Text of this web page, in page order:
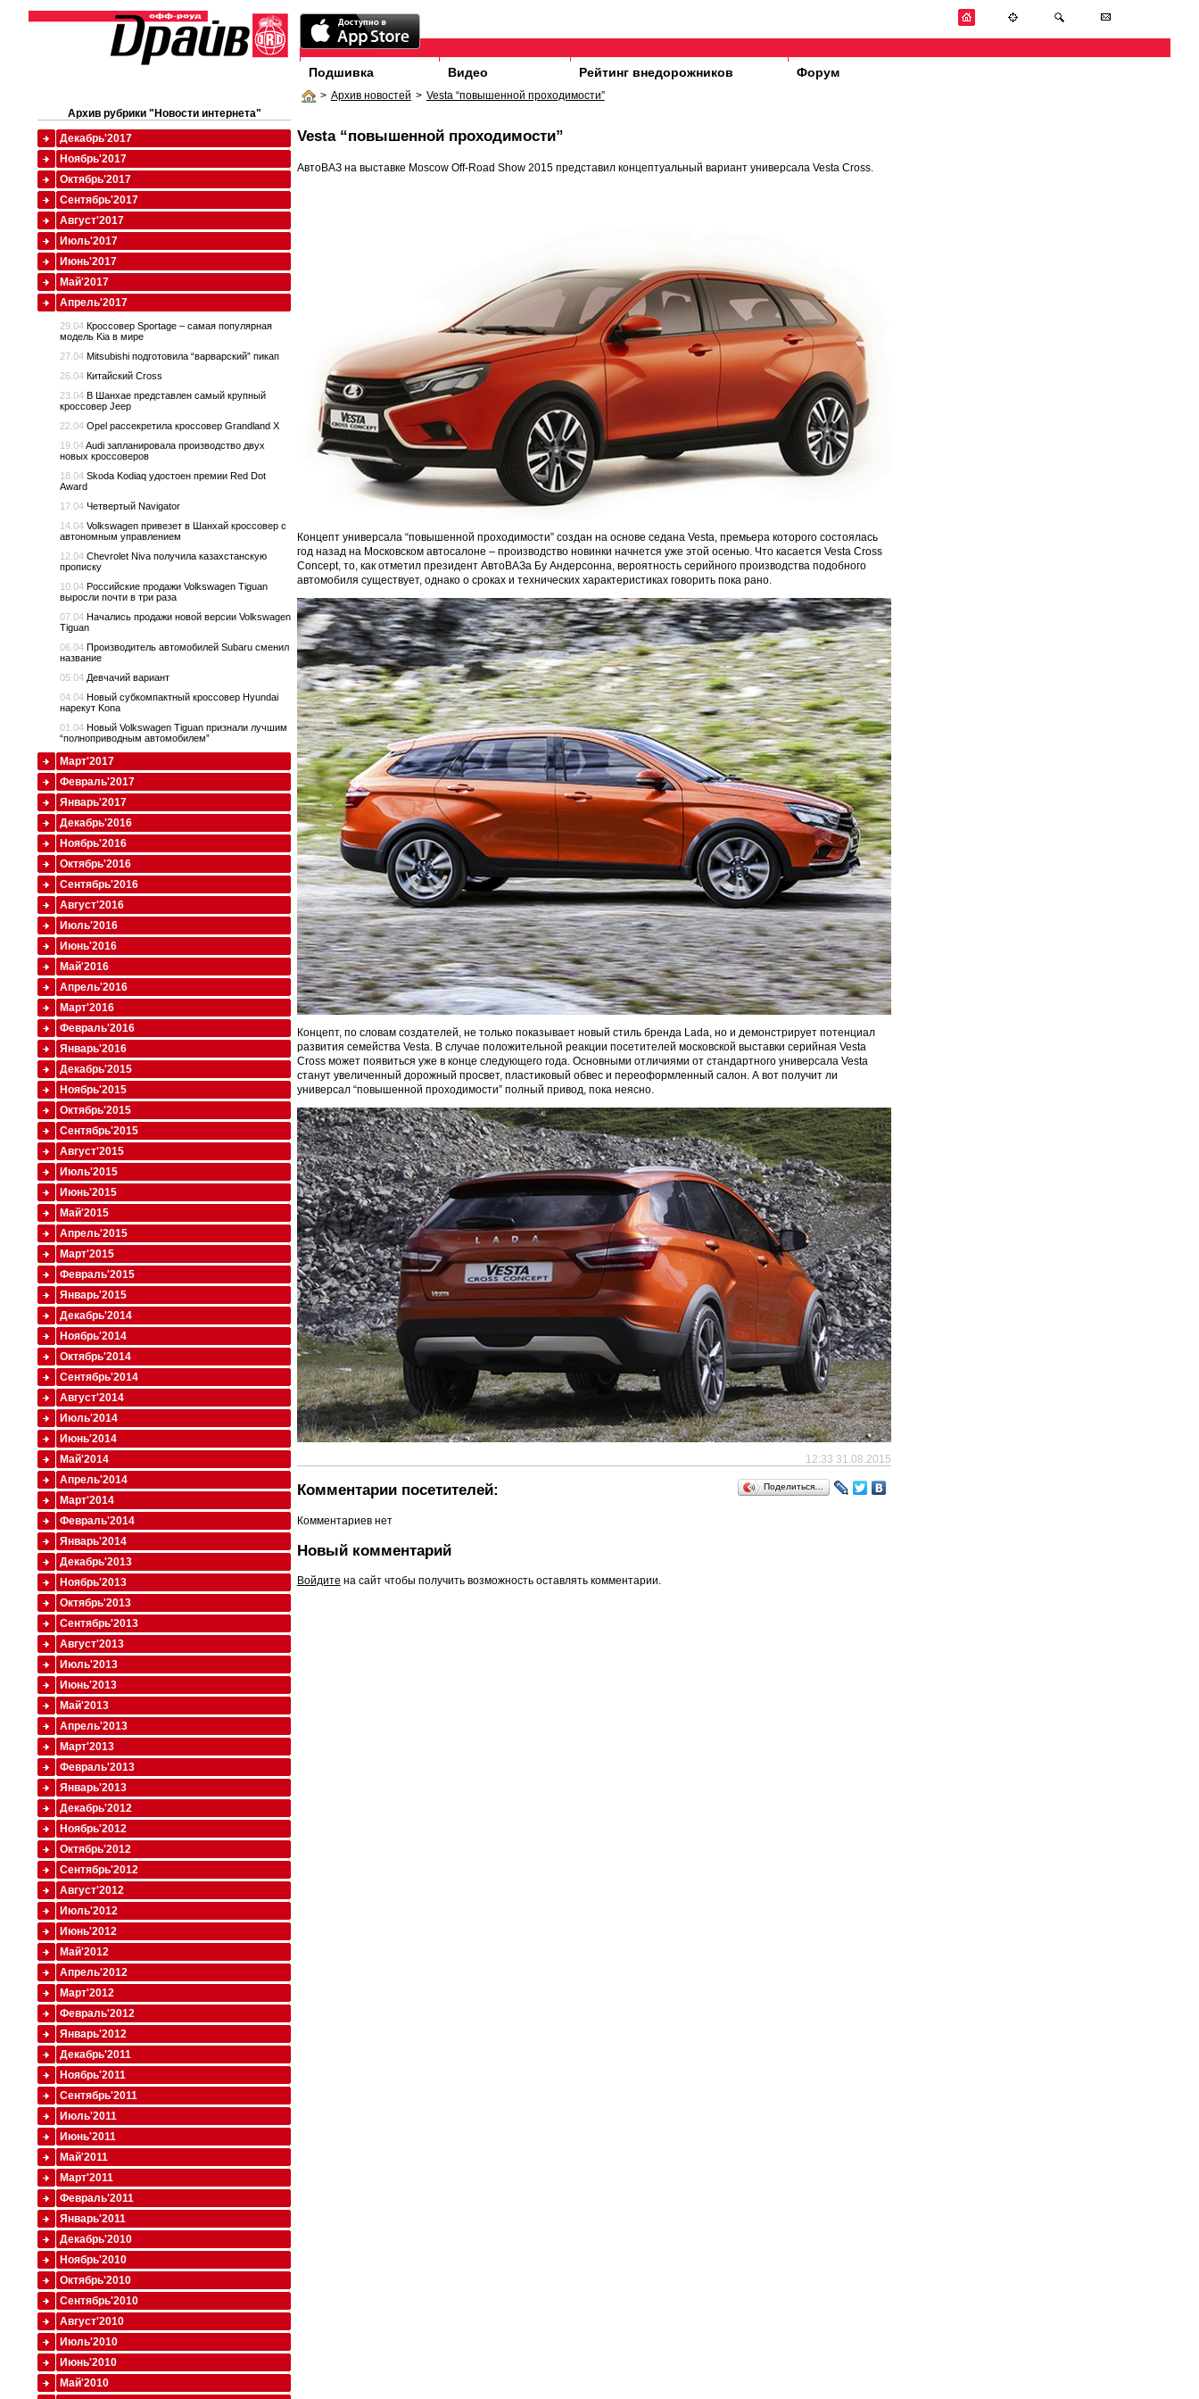
Подшивка Видео Рейтинг внедорожников Форум
> Архив новостей > Vesta “повышенной проходимости”
Vesta “повышенной проходимости”
АвтоВАЗ на выставке Moscow Off-Road Show 2015 представил концептуальный вариант универсала Vesta Cross.
Концепт универсала “повышенной проходимости” создан на основе седана Vesta, премьера которого состоялась
год назад на Московском автосалоне – производство новинки начнется уже этой осенью. Что касается Vesta Cross
Concept, то, как отметил президент АвтоВАЗа Бу Андерсонна, вероятность серийного производства подобного
автомобиля существует, однако о сроках и технических характеристиках говорить пока рано.
Концепт, по словам создателей, не только показывает новый стиль бренда Lada, но и демонстрирует потенциал
развития семейства Vesta. В случае положительной реакции посетителей московской выставки серийная Vesta
Cross может появиться уже в конце следующего года. Основными отличиями от стандартного универсала Vesta
станут увеличенный дорожный просвет, пластиковый обвес и переоформленный салон. А вот получит ли
универсал “повышенной проходимости” полный привод, пока неясно.
12:33 31.08.2015
Поделиться…
Комментарии посетителей:
Комментариев нет
Новый комментарий
Войдите на сайт чтобы получить возможность оставлять комментарии.
Архив рубрики "Новости интернета"
Декабрь'2017
Ноябрь'2017
Октябрь'2017
Сентябрь'2017
Август'2017
Июль'2017
Июнь'2017
Май'2017
Апрель'2017
29.04 Кроссовер Sportage – самая популярная
модель Kia в мире
27.04 Mitsubishi подготовила “варварский” пикап
26.04 Китайский Cross
23.04 В Шанхае представлен самый крупный
кроссовер Jeep
22.04 Opel рассекретила кроссовер Grandland X
19.04Audi запланировала производство двух
новых кроссоверов
18.04 Skoda Kodiaq удостоен премии Red Dot
Award
17.04 Четвертый Navigator
14.04 Volkswagen привезет в Шанхай кроссовер с
автономным управлением
12.04 Chevrolet Niva получила казахстанскую
прописку
10.04 Российские продажи Volkswagen Tiguan
выросли почти в три раза
07.04 Начались продажи новой версии Volkswagen
Tiguan
06.04 Производитель автомобилей Subaru сменил
название
05.04 Девчачий вариант
04.04 Новый субкомпактный кроссовер Hyundai
нарекут Kona
01.04 Новый Volkswagen Tiguan признали лучшим
“полноприводным автомобилем”
Март'2017
Февраль'2017
Январь'2017
Декабрь'2016
Ноябрь'2016
Октябрь'2016
Сентябрь'2016
Август'2016
Июль'2016
Июнь'2016
Май'2016
Апрель'2016
Март'2016
Февраль'2016
Январь'2016
Декабрь'2015
Ноябрь'2015
Октябрь'2015
Сентябрь'2015
Август'2015
Июль'2015
Июнь'2015
Май'2015
Апрель'2015
Март'2015
Февраль'2015
Январь'2015
Декабрь'2014
Ноябрь'2014
Октябрь'2014
Сентябрь'2014
Август'2014
Июль'2014
Июнь'2014
Май'2014
Апрель'2014
Март'2014
Февраль'2014
Январь'2014
Декабрь'2013
Ноябрь'2013
Октябрь'2013
Сентябрь'2013
Август'2013
Июль'2013
Июнь'2013
Май'2013
Апрель'2013
Март'2013
Февраль'2013
Январь'2013
Декабрь'2012
Ноябрь'2012
Октябрь'2012
Сентябрь'2012
Август'2012
Июль'2012
Июнь'2012
Май'2012
Апрель'2012
Март'2012
Февраль'2012
Январь'2012
Декабрь'2011
Ноябрь'2011
Сентябрь'2011
Июль'2011
Июнь'2011
Май'2011
Март'2011
Февраль'2011
Январь'2011
Декабрь'2010
Ноябрь'2010
Октябрь'2010
Сентябрь'2010
Август'2010
Июль'2010
Июнь'2010
Май'2010